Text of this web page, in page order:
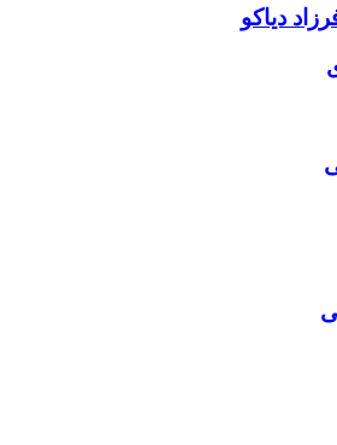
دیاکو